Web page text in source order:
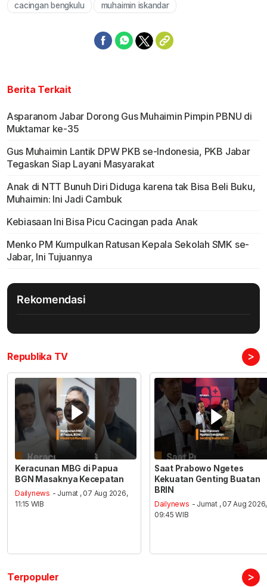
cacingan bengkulu muhaimin iskandar
Berita Terkait
Asparanom Jabar Dorong Gus Muhaimin Pimpin PBNU di
Muktamar ke-35
Gus Muhaimin Lantik DPW PKB se-Indonesia, PKB Jabar
Tegaskan Siap Layani Masyarakat
Anak di NTT Bunuh Diri Diduga karena tak Bisa Beli Buku,
Muhaimin: Ini Jadi Cambuk
Kebiasaan Ini Bisa Picu Cacingan pada Anak
Menko PM Kumpulkan Ratusan Kepala Sekolah SMK se-
Jabar, Ini Tujuannya
Rekomendasi
Republika TV >
Keracunan MBG di Papua
BGN Masaknya Kecepatan
Dailynews - Jumat , 07 Aug 2026,
11:15 WIB
Saat Prabowo Ngetes
Kekuatan Genting Buatan
BRIN
Dailynews - Jumat , 07 Aug 2026,
09:45 WIB
Terpopuler >